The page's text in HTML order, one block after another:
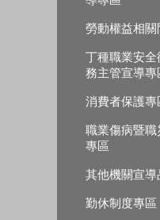
勞動權益相關
丁種職業安全
務主管宣導專
消費者保護專
職業傷病暨職
專區
其他機關宣導
勤休制度專區